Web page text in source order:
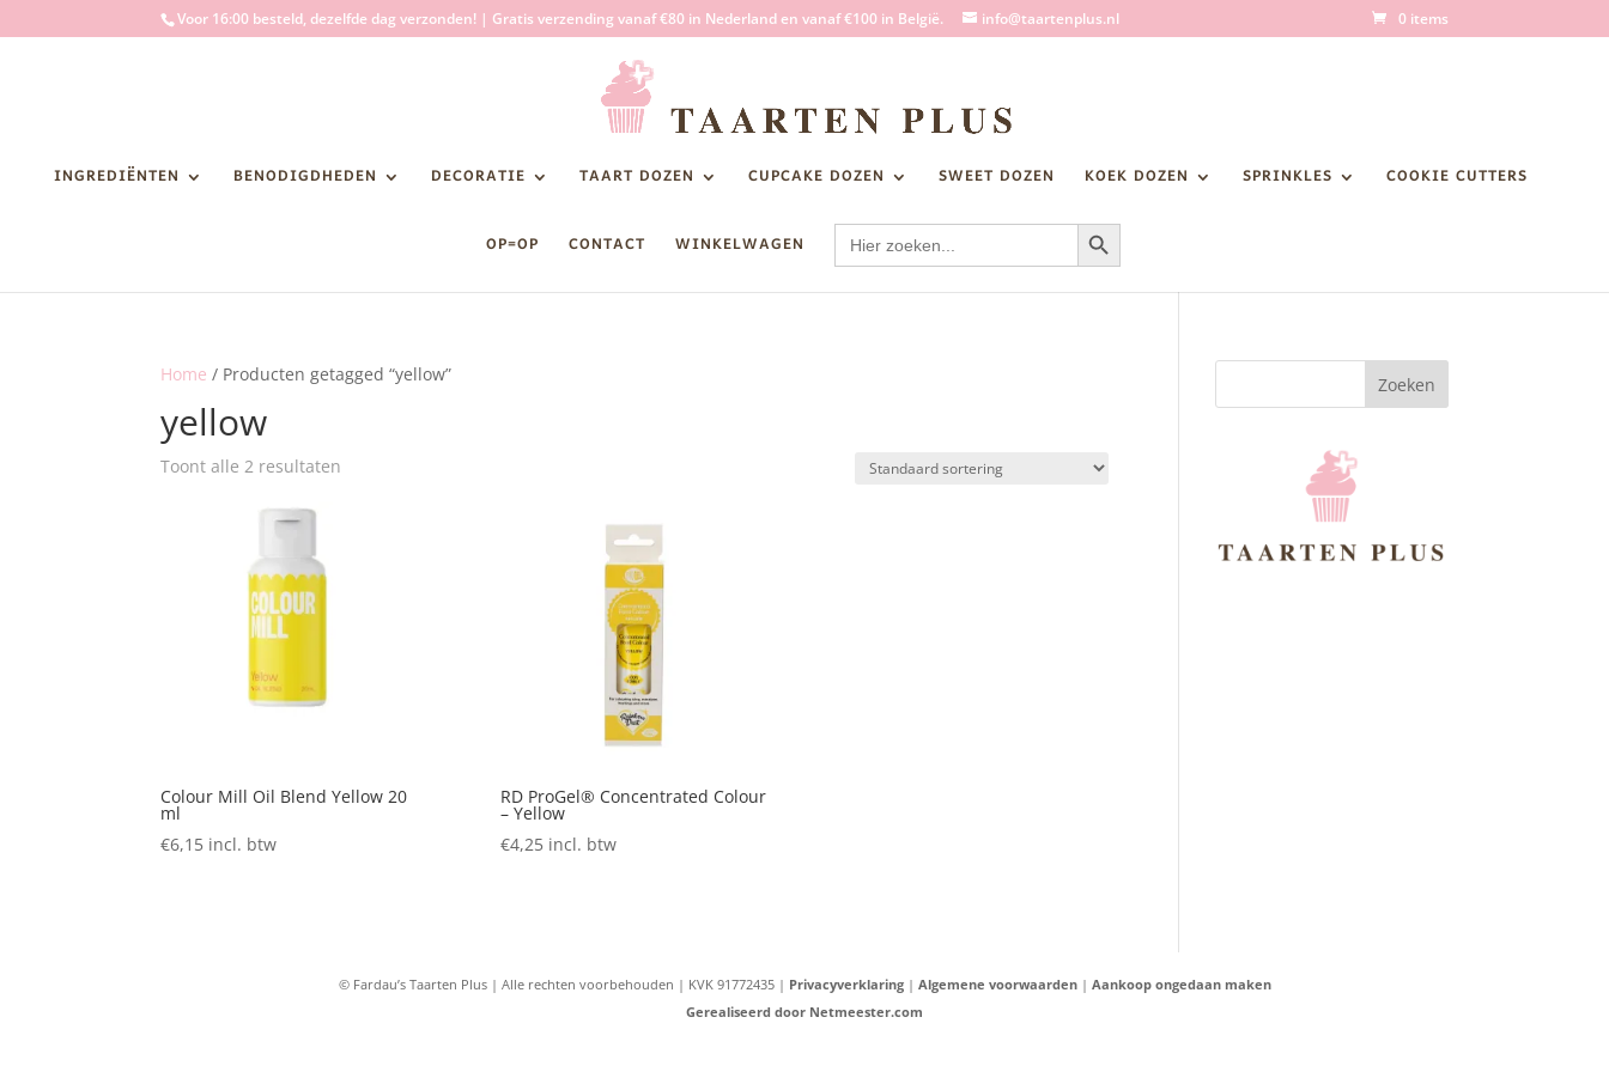
Voor 16:00 besteld, dezelfde dag verzonden! | Gratis verzending vanaf €80 in Nederland en vanaf €100 in België. info@taartenplus.nl 0 items
INGREDIËNTEN BENODIGDHEDEN DECORATIE TAART DOZEN CUPCAKE DOZEN SWEET DOZEN KOEK DOZEN SPRINKLES COOKIE CUTTERS
OP=OP CONTACT WINKELWAGEN Zoek
naar:
Zoekknop
Home / Producten getagged “yellow”
yellow
Toont alle 2 resultaten
Colour Mill Oil Blend Yellow 20
ml
€6,15 incl. btw
RD ProGel® Concentrated Colour
– Yellow
€4,25 incl. btw
Zoeken
© Fardau’s Taarten Plus | Alle rechten voorbehouden | KVK 91772435 | Privacyverklaring| Algemene voorwaarden| Aankoop ongedaan maken
Gerealiseerd door Netmeester.com